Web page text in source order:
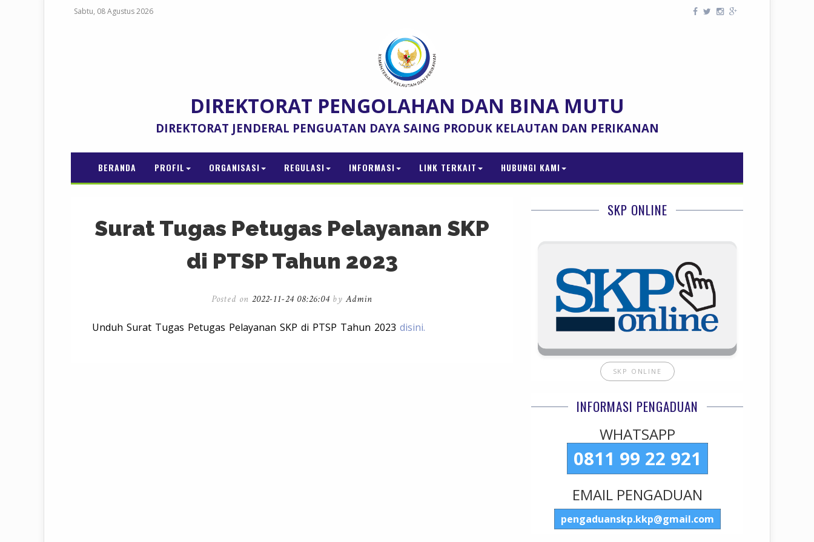
Sabtu, 08 Agustus 2026
DIREKTORAT PENGOLAHAN DAN BINA MUTU
DIREKTORAT JENDERAL PENGUATAN DAYA SAING PRODUK KELAUTAN DAN PERIKANAN
BERANDA PROFIL ORGANISASI REGULASI INFORMASI LINK TERKAIT HUBUNGI KAMI
Surat Tugas Petugas Pelayanan SKP
di PTSP Tahun 2023
Posted on 2022-11-24 08:26:04 byAdmin
Unduh Surat Tugas Petugas Pelayanan SKP di PTSP Tahun 2023 disini.
SKP ONLINE
SKP ONLINE
INFORMASI PENGADUAN
WHATSAPP
0811 99 22 921
EMAIL PENGADUAN
pengaduanskp.kkp@gmail.com